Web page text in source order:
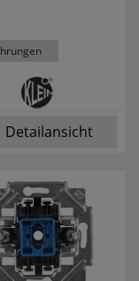
Detailansicht